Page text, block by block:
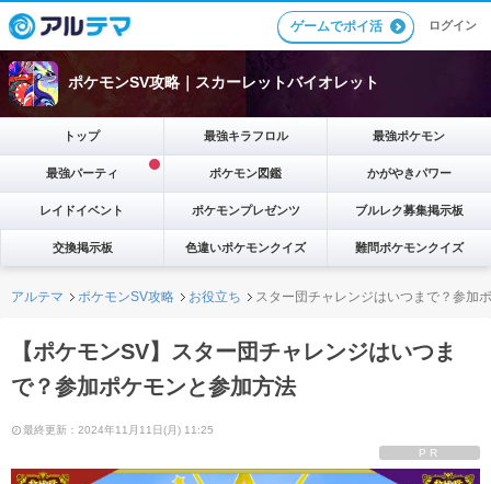
ゲームでポイ活 ログイン
ポケモンSV攻略｜スカーレットバイオレット
トップ 最強キラフロル 最強ポケモン
最強パーティ ポケモン図鑑 かがやきパワー
レイドイベント ポケモンプレゼンツ ブルレク募集掲示板
交換掲示板 色違いポケモンクイズ 難問ポケモンクイズ
アルテマ ポケモンSV攻略 お役立ち スター団チャレンジはいつまで？参加
【ポケモンSV】スター団チャレンジはいつま
で？参加ポケモンと参加方法
最終更新：2024年11月11日(月) 11:25
PR